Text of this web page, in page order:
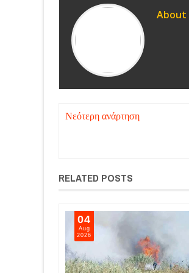
About
Νεότερη ανάρτηση
RELATED POSTS
04
Aug
2026